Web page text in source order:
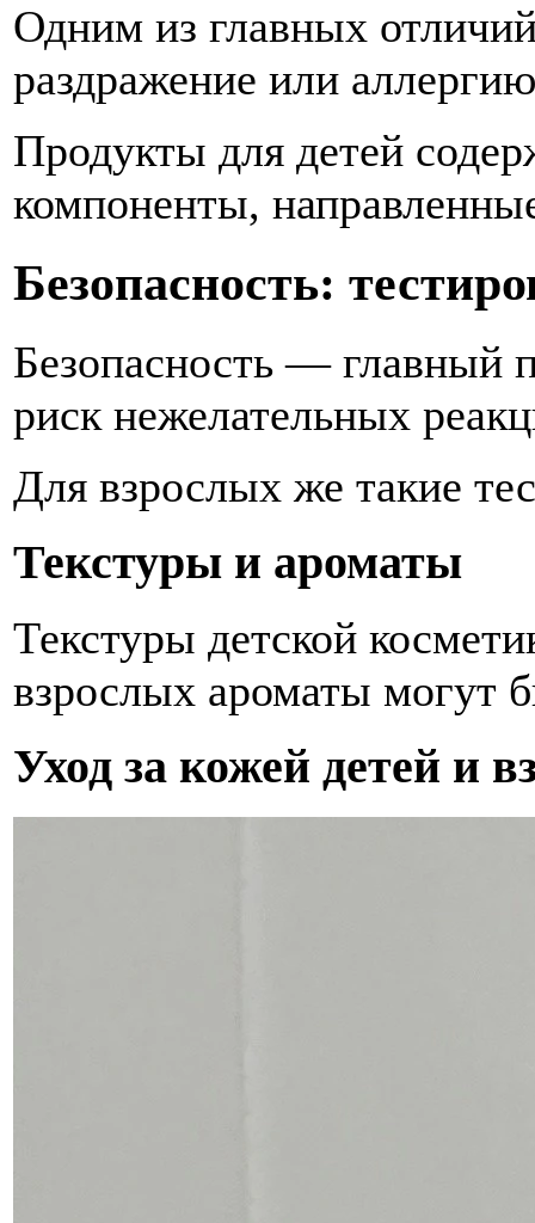
Одним из главных
раздражение или
Продукты для детей
компоненты,
Безопасность:
Безопасность — главный
риск нежелательных
Для взрослых же такие
Текстуры и ароматы
Текстуры детской
взрослых ароматы могут
Уход за кожей детей и